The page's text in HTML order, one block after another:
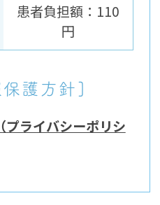
患者負担額：110
円
護方針]
ライバシーポリシ